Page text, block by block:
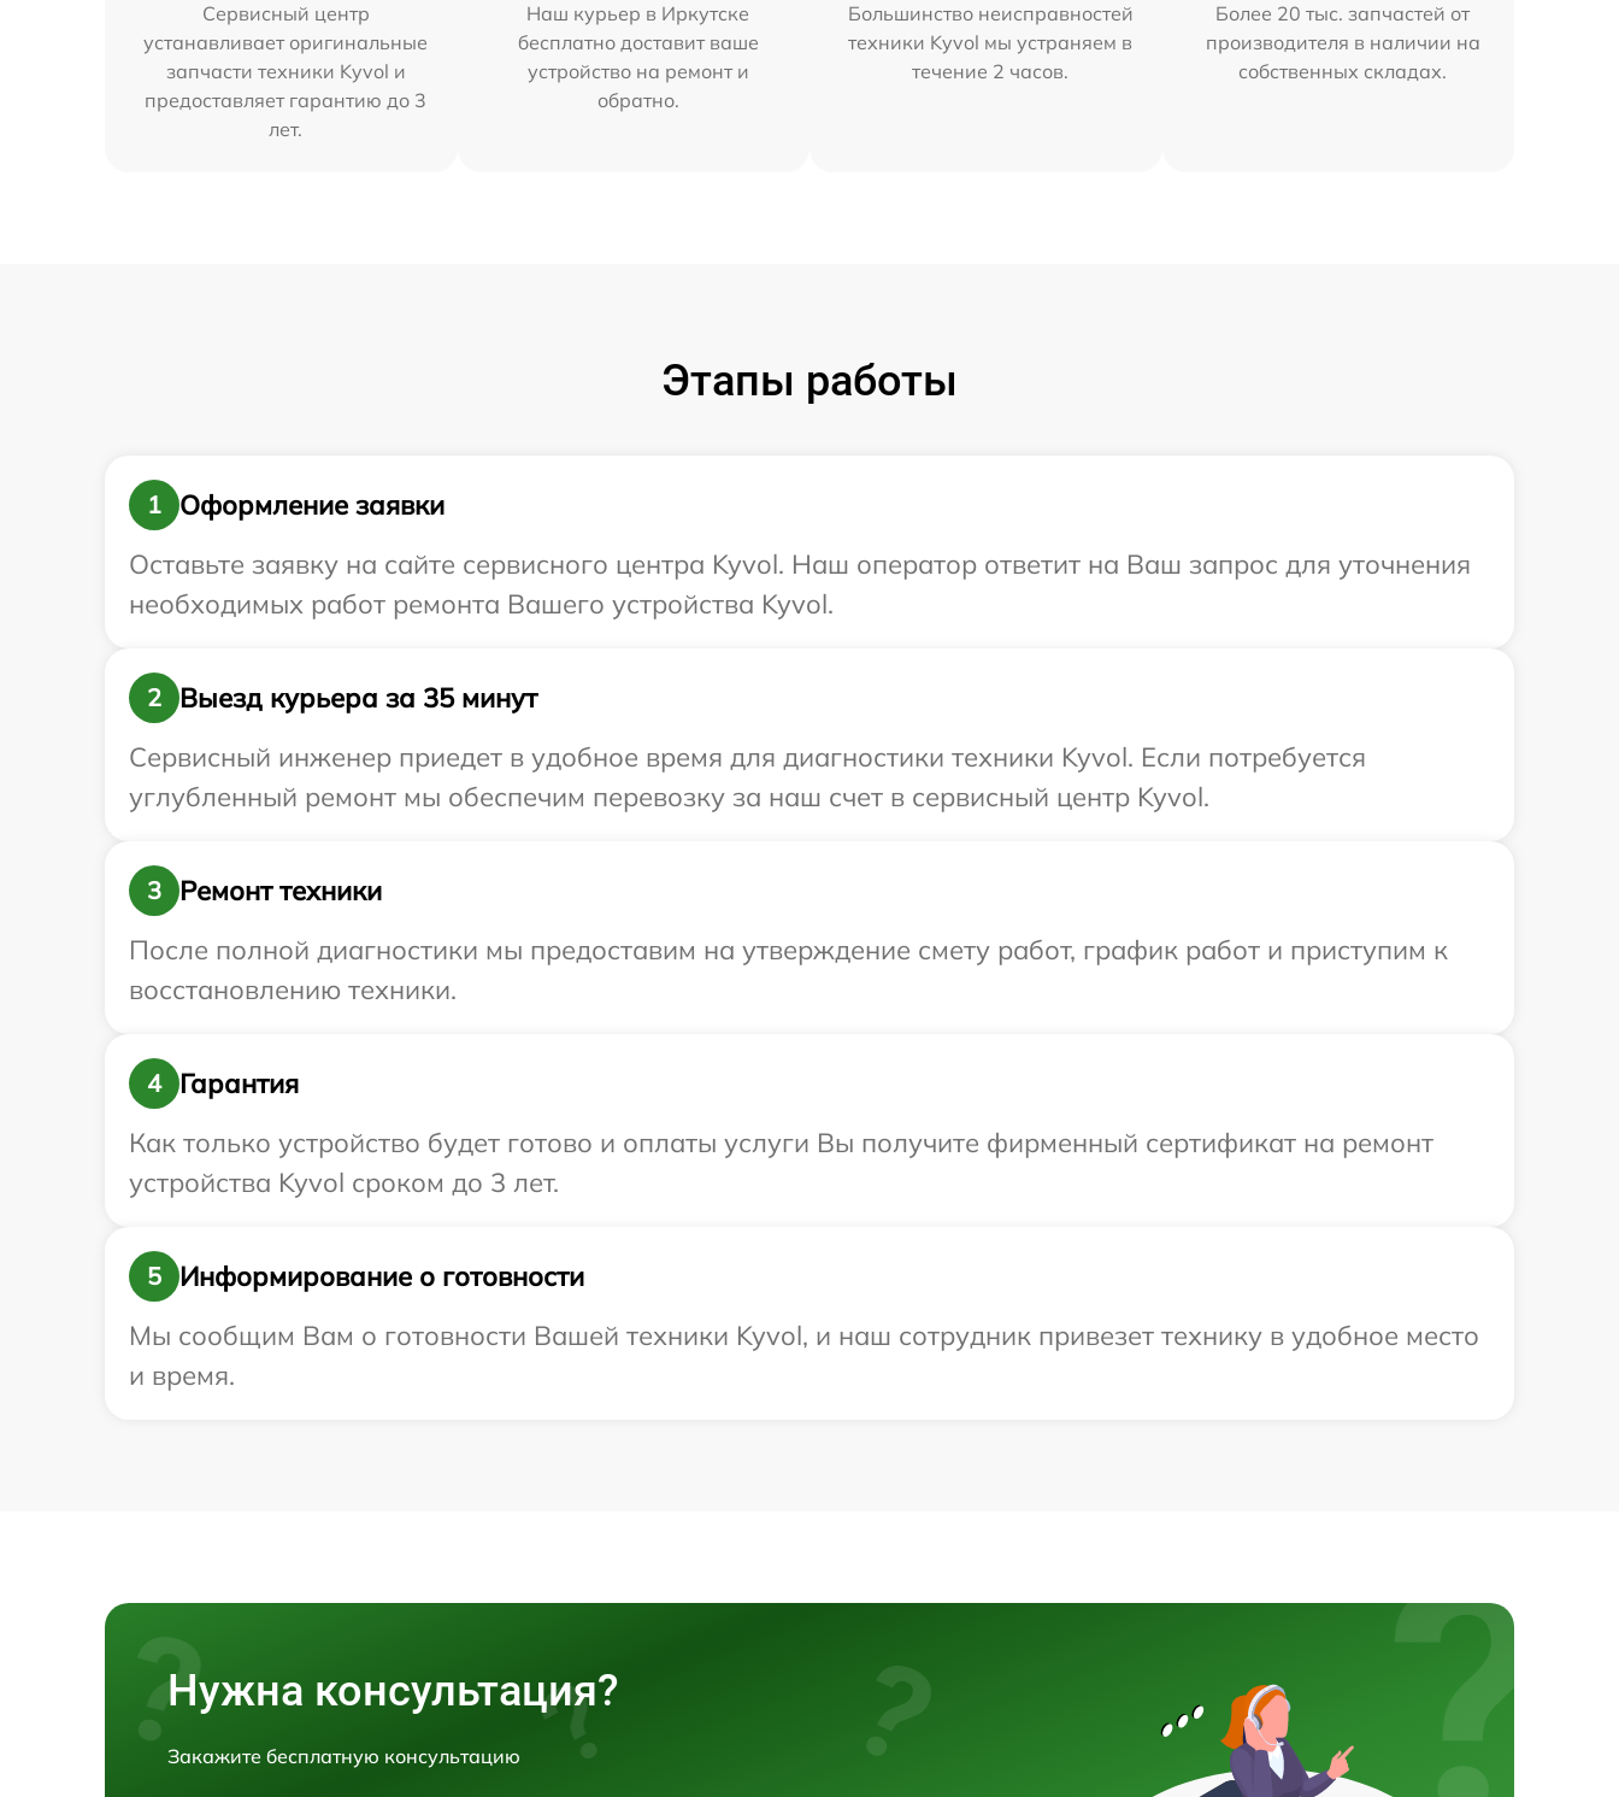
Сервисный центр
устанавливает оригинальные
запчасти техники Kyvol и
предоставляет гарантию до 3
лет.
Наш курьер в Иркутске
бесплатно доставит ваше
устройство на ремонт и
обратно.
Большинство неисправностей
техники Kyvol мы устраняем в
течение 2 часов.
Более 20 тыс. запчастей от
производителя в наличии на
собственных складах.
Этапы работы
1
Оформление заявки
Оставьте заявку на сайте сервисного центра Kyvol. Наш оператор ответит на Ваш запрос для уточнения
необходимых работ ремонта Вашего устройства Kyvol.
2
Выезд курьера за 35 минут
Сервисный инженер приедет в удобное время для диагностики техники Kyvol. Если потребуется
углубленный ремонт мы обеспечим перевозку за наш счет в сервисный центр Kyvol.
3
Ремонт техники
После полной диагностики мы предоставим на утверждение смету работ, график работ и приступим к
восстановлению техники.
4
Гарантия
Как только устройство будет готово и оплаты услуги Вы получите фирменный сертификат на ремонт
устройства Kyvol сроком до 3 лет.
5
Информирование о готовности
Мы сообщим Вам о готовности Вашей техники Kyvol, и наш сотрудник привезет технику в удобное место
и время.
Нужна консультация?
Закажите бесплатную консультацию